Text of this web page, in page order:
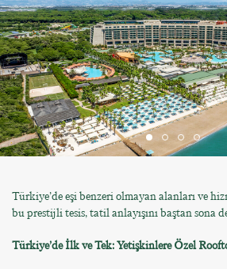
Türkiye’de eşi benzeri olmayan alanları ve
bu prestijli tesis, tatil anlayışını baştan sona
Türkiye’de İlk ve Tek: Yetişkinlere Özel